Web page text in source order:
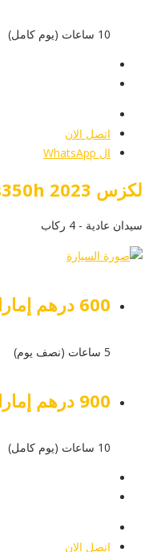
10 ساعات (يوم كامل)
اتصل الان
ال WhatsApp
لكزس Es350h 2023
سيدان عادية - 4 ركاب
600 درهم إماراتي
5 ساعات (نصف يوم)
900 درهم إماراتي
10 ساعات (يوم كامل)
اتصل الان